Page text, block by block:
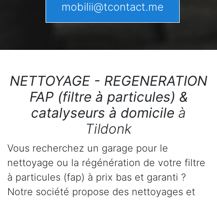
mobilii@tcontact.me
NETTOYAGE - REGENERATION
FAP (filtre à particules) &
catalyseurs à domicile à
Tildonk
Vous recherchez un garage pour le
nettoyage ou la régénération de votre filtre
à particules (fap) à prix bas et garanti ?
Notre société propose des nettoyages et